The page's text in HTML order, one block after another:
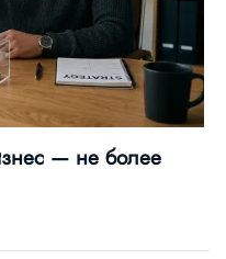
— не более